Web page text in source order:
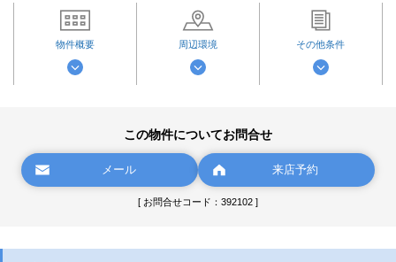
物件概要 周辺環境 その他条件
この物件についてお問合せ
メール 来店予約
[ お問合せコード：392102 ]